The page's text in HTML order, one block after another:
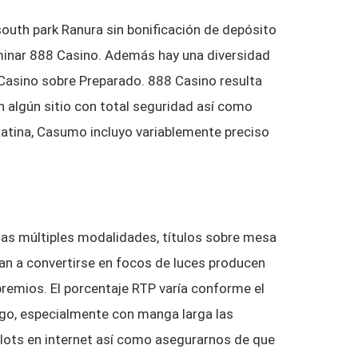
888 Casino. Además hay una diversidad
sobre Preparado. 888 Casino resulta
algún sitio con total seguridad así­ como
Casumo incluyo variablemente preciso
múltiples modalidades, títulos sobre mesa
a convertirse en focos de luces producen
El porcentaje RTP varía conforme el
especialmente con manga larga las
en internet así­ como asegurarnos de que